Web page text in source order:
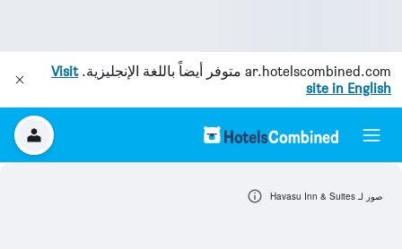
ar.hotelscombined.com متوفر أيضاً باللغة الإنجليزية.Visit
site in English
صور لـ Havasu Inn & Suites